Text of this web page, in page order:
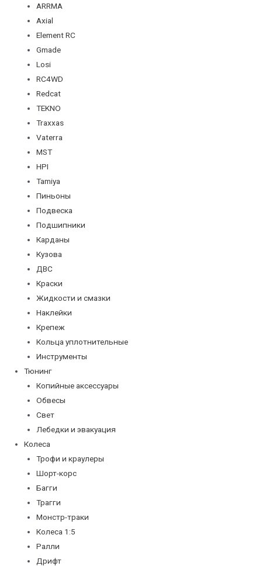
ARRMA
Axial
Element RC
Gmade
Losi
RC4WD
Redcat
TEKNO
Traxxas
Vaterra
MST
HPI
Tamiya
Пиньоны
Подвеска
Подшипники
Карданы
Кузова
ДВС
Краски
Жидкости и смазки
Наклейки
Крепеж
Кольца уплотнительные
Инструменты
Тюнинг
Копийные аксессуары
Обвесы
Свет
Лебедки и эвакуация
Колеса
Трофи и краулеры
Шорт-корс
Багги
Трагги
Монстр-траки
Колеса 1:5
Ралли
Дрифт